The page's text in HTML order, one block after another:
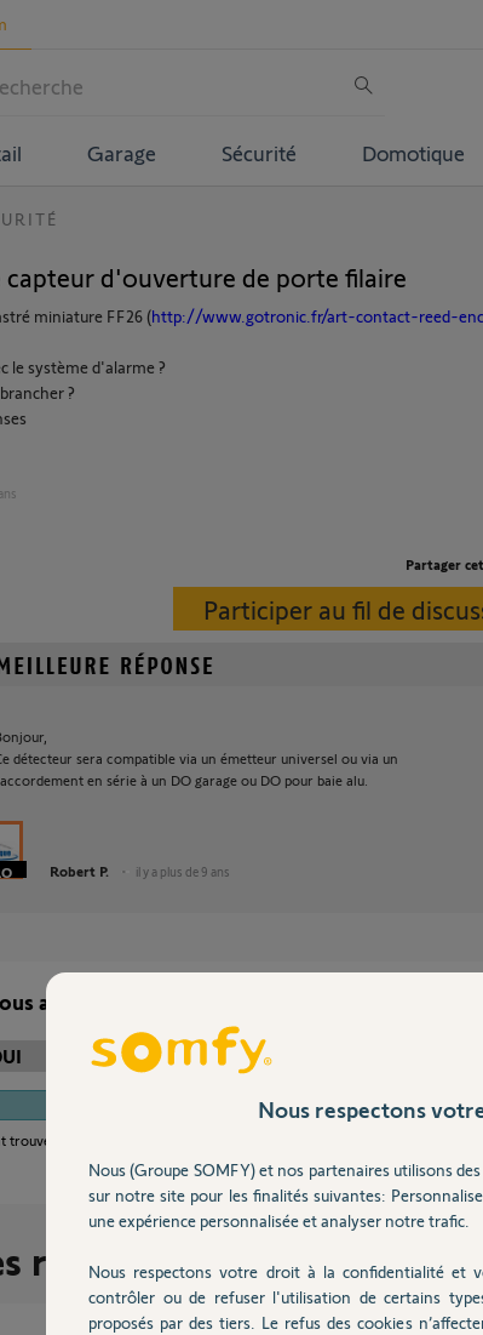
Garage Sécurité Domotique
d'ouverture de porte filaire
miniature FF26 (http://www.gotronic.fr/art-contact-reed-
le système d'alarme ?
?
Partager
Participer au fil de
détecteur sera compatible via un émetteur universel ou via un
en série à un DO garage ou DO pour baie alu.
Robert P. il y a plus de 9 ans
a-t-elle aidé ?
trouvé cette réponse utile
réponses
Nous respectons
Nous (Groupe SOMFY) et nos partenaires utilisons
sur notre site pour les finalités suivantes:
une expérience personnalisée et analyser notre trafic.
Nous respectons votre droit à la confidentialité et
contrôler ou de refuser l'utilisation de certains
proposés par des tiers. Le refus des cookies